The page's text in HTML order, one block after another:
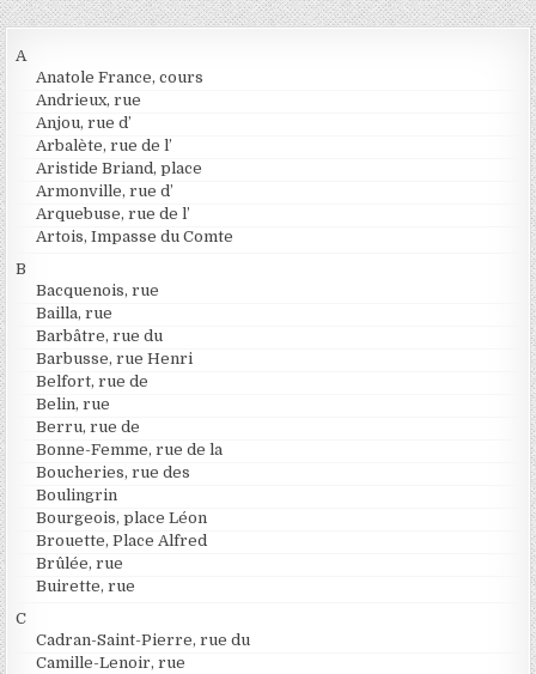
A
Anatole France, cours
Andrieux, rue
Anjou, rue d’
Arbalète, rue de l’
Aristide Briand, place
Armonville, rue d’
Arquebuse, rue de l’
Artois, Impasse du Comte
B
Bacquenois, rue
Bailla, rue
Barbâtre, rue du
Barbusse, rue Henri
Belfort, rue de
Belin, rue
Berru, rue de
Bonne-Femme, rue de la
Boucheries, rue des
Boulingrin
Bourgeois, place Léon
Brouette, Place Alfred
Brûlée, rue
Buirette, rue
C
Cadran-Saint-Pierre, rue du
Camille-Lenoir, rue